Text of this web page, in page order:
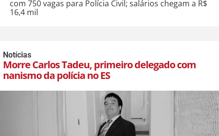
com 750 vagas para Polícia Civil; salários chegam a R$
16,4 mil
Notícias
Morre Carlos Tadeu, primeiro delegado com
nanismo da polícia no ES